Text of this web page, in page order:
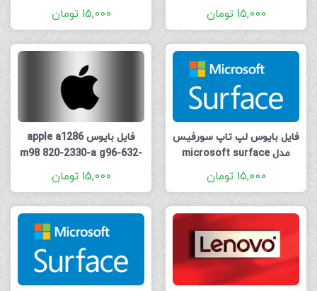
2.0115,000 تومان 15,000 تومان
فایل بایوس لپ تاپ سورفیس
مدل microsoft surface
pro 2 1601 pro 2 16 mb
15,000 تومان
فایل بایوس apple a1286
m98 820-2330-a g96-632-
c1 sst25vf032b 4 mb.zip
15,000 تومان